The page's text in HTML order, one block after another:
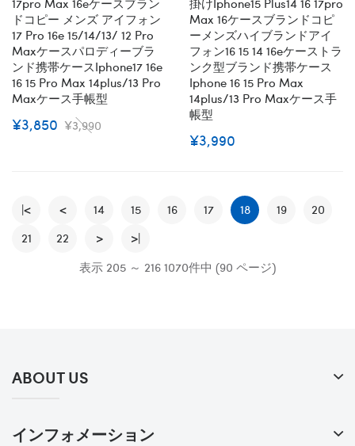
ドコピー メンズ アイフォン
17 Pro 16e 15/14/13/ 12 Pro
Maxケースパロディーブラ
ンド携帯ケースiphone17 16e
16 15 Pro Max 14plus/13 Pro
Maxケース手帳型
¥3,850 ¥3,990
Max 16ケースブランドコピ
ーメンズハイブランドアイ
フォン16 15 14 16eケーストラ
ンク型ブランド携帯ケース
Iphone 16 15 Pro Max
14plus/13 Pro Maxケース手
帳型
¥3,990
|< < 14 15 16 17 18 19
20
21
22 >
>|
表示 205 ～ 216 1070件中 (90 ページ)
ABOUT US
インフォメーション